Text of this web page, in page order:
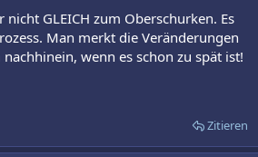
GLEICH zum Oberschurken. Es
Man merkt die Veränderungen
wenn es schon zu spät ist!
Zitieren